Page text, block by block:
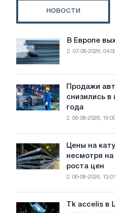
НОВОСТИ
Европе
выживут
только
ЭДП:
PwC
В Европе
07-08-2026,
Продажи
автомобилей
в
июле
с
максимума
года
Продажи
снизились в
года
06-08-2026,
Цены
на
катушку
несмотря
Цены на
несмотря
роста цен
06-08-2026, 13:01
Tk
Tk accelis в